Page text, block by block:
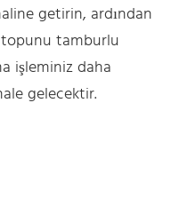
getirin, ardından
tamburlu
işleminiz daha
gelecektir.